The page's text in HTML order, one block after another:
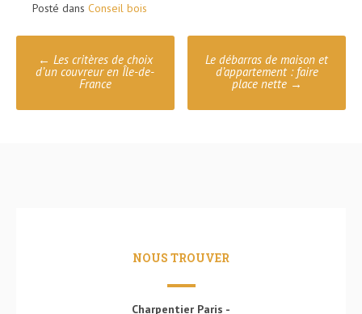
Posté dans Conseil bois
Poste
navigation
← Les critères de choix
d’un couvreur en Île-de-
France
Le débarras de maison et
d’appartement : faire
place nette →
NOUS TROUVER
Charpentier Paris -